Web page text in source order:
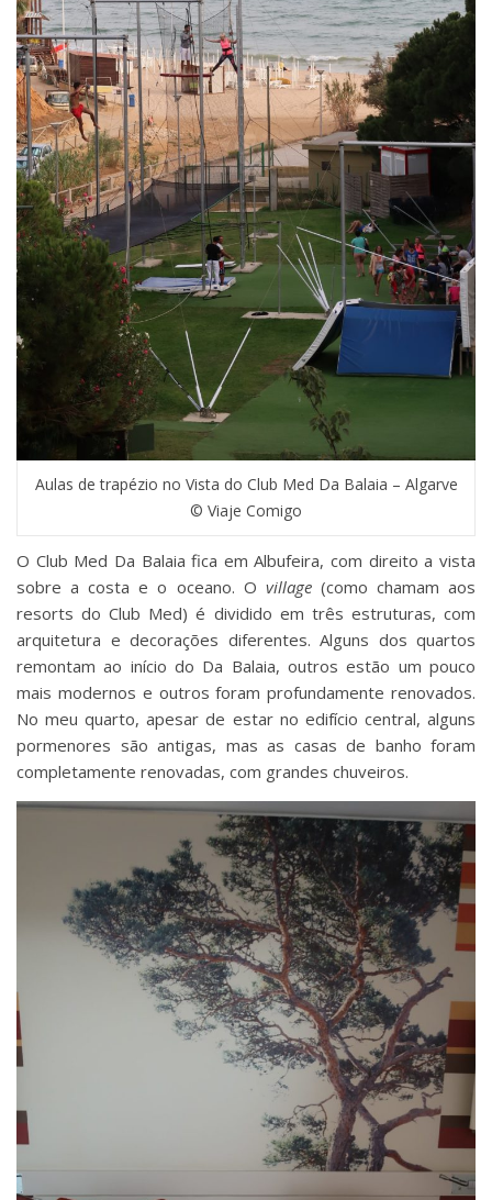
Aulas de trapézio no Vista do Club Med Da Balaia – Algarve
© Viaje Comigo
O Club Med Da Balaia fica em Albufeira, com direito a vista
sobre a costa e o oceano. O village(como chamam aos
resorts do Club Med) é dividido em três estruturas, com
arquitetura e decorações diferentes. Alguns dos quartos
remontam ao início do Da Balaia, outros estão um pouco
mais modernos e outros foram profundamente renovados.
No meu quarto, apesar de estar no edifício central, alguns
pormenores são antigas, mas as casas de banho foram
completamente renovadas, com grandes chuveiros.